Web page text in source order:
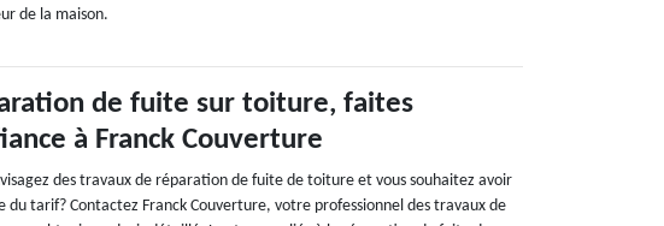
de la maison.
de fuite sur toiture, faites
à Franck Couverture
des travaux de réparation de fuite de toiture et vous souhaitez avoir
du tarif? Contactez Franck Couverture, votre professionnel des travaux de